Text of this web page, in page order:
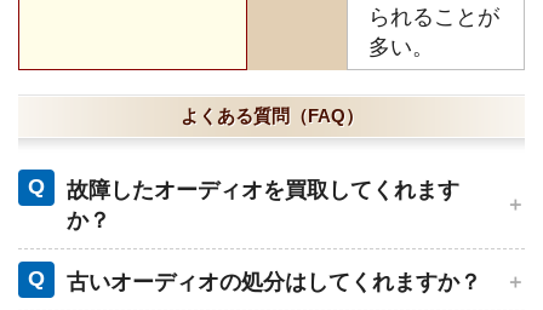
られることが
多い。
よくある質問（FAQ）
Q
故障したオーディオを買取してくれます
か？
Q 古いオーディオの処分はしてくれますか？